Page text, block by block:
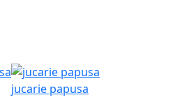
jucarie papusa